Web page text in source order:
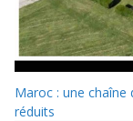
Maroc : une
réduits